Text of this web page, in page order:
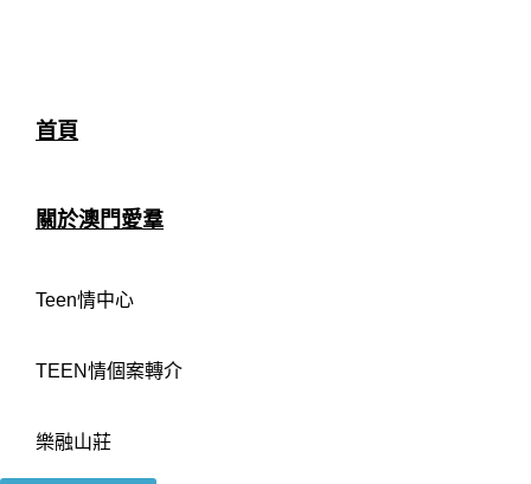
首頁
關於澳門愛羣
Teen情中心
TEEN情個案轉介
樂融山莊